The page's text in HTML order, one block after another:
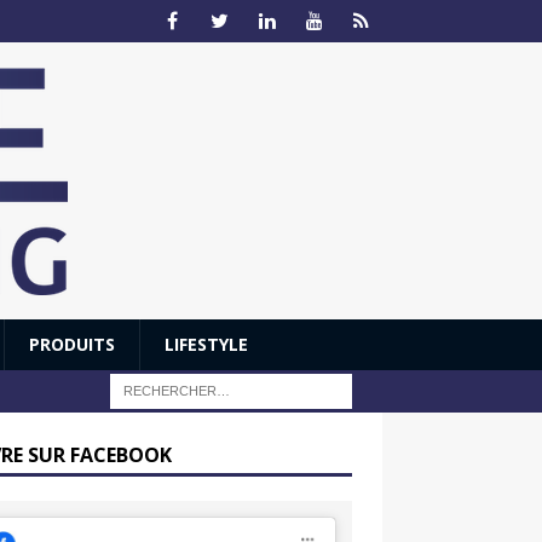
PRODUITS LIFESTYLE
SUR FACEBOOK